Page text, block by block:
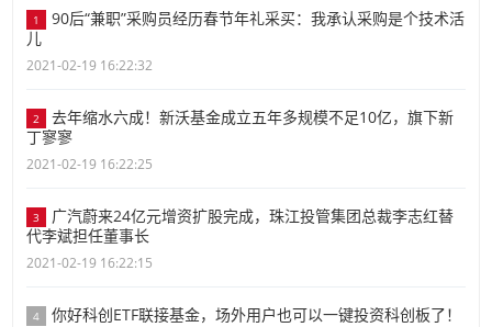
1
90后“兼职”采购员经历春节年礼采买：我承认采购是个技术活
儿
2021-02-19 16:22:32
2
去年缩水六成！新沃基金成立五年多规模不足10亿，旗下新
丁寥寥
2021-02-19 16:22:25
3
广汽蔚来24亿元增资扩股完成，珠江投管集团总裁李志红替
代李斌担任董事长
2021-02-19 16:22:15
4 你好科创ETF联接基金，场外用户也可以一键投资科创板了！